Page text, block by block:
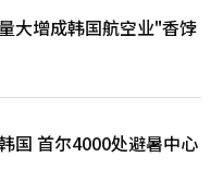
加入核心内容，将提供装备
获得最高等级神话装备的机
业变更权的改善以及PvE
职业‘龙骑士’，并推出首
。同时也将进行血风之地的
大增成韩国航空业"香饽
国 首尔4000处避暑中心